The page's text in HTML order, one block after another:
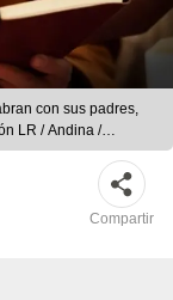
con sus padres,
LR / Andina /
Compartir